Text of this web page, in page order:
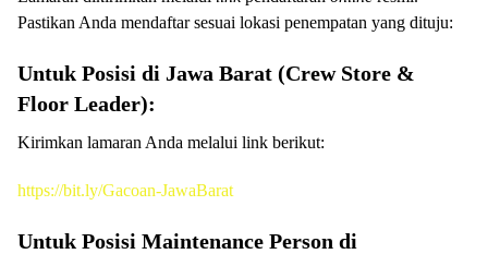
Pastikan Anda mendaftar sesuai lokasi penempatan yang dituju:
Untuk Posisi di Jawa Barat (Crew Store &
Floor Leader):
Kirimkan lamaran Anda melalui link berikut:
https://bit.ly/Gacoan-JawaBarat
Untuk Posisi Maintenance Person di